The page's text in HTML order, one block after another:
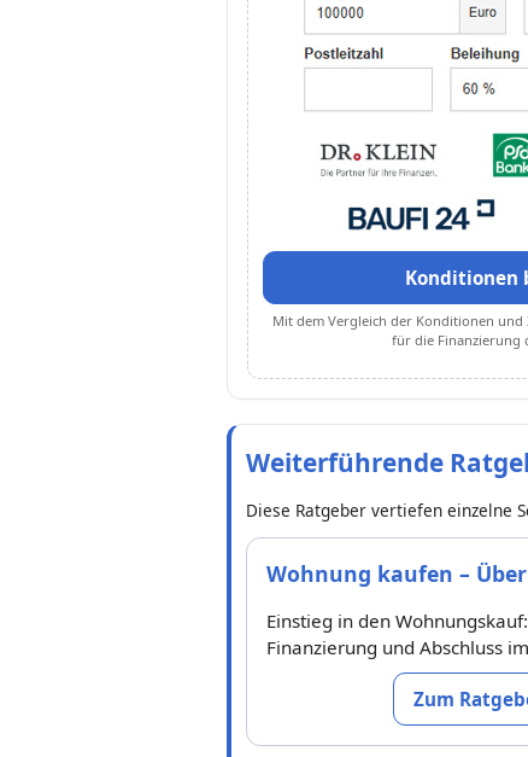
Konditionen
Mit dem Vergleich der Konditionen und
für die Finanzierung
Weiterführende
Diese Ratgeber vertiefen einzelne
Wohnung kaufen –
Einstieg in den
Finanzierung und Abschluss
Zum